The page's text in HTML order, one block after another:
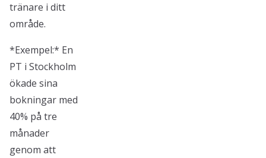
tränare i ditt
område.
*Exempel:* En
PT i Stockholm
ökade sina
bokningar med
40% på tre
månader
genom att